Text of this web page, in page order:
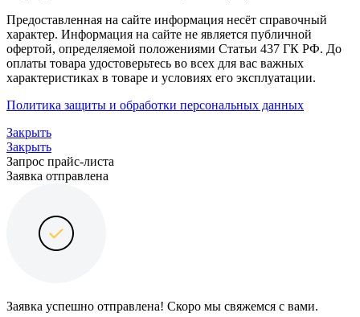
Предоставленная на сайте информация несёт справочный
характер. Информация на сайте не является публичной
офертой, определяемой положениями Статьи 437 ГК РФ. До
оплаты товара удостоверьтесь во всех для вас важных
характеристиках в товаре и условиях его эксплуатации.
Политика защиты и обработки персональных данных
Закрыть
Закрыть
Запрос прайс-листа
Заявка отправлена
Заявка успешно отправлена! Скоро мы свяжемся с вами.